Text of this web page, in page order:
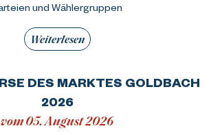
und Wählergruppen
Weiterlesen
DES MARKTES GOLDBACH
2026
vom 05. August 2026